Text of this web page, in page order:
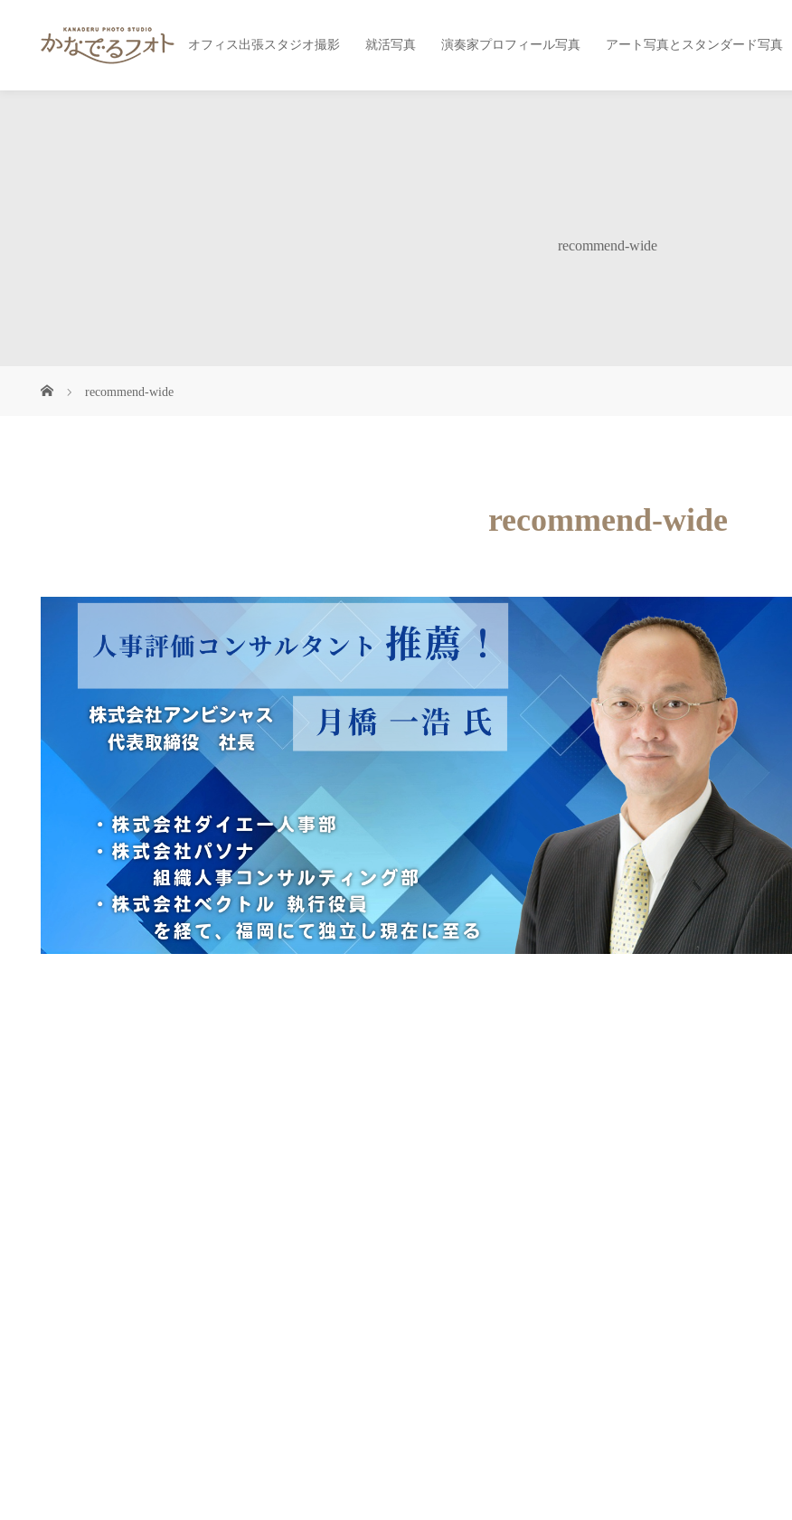
オフィス出張スタジオ撮影 就活写真 演奏家プロフィール写真 アート写真とスタンダード写真
recommend-wide
recommend-wide
recommend-wide